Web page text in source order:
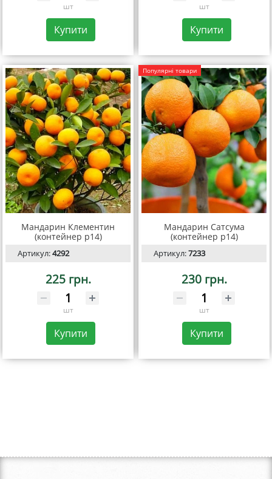
шт
Купити
шт
Купити
Мандарин Клементин
(контейнер р14)
Артикул:4292
225 грн.
шт
Купити
Популярні товари
Мандарин Сатсума
(контейнер р14)
Артикул:7233
230 грн.
шт
Купити